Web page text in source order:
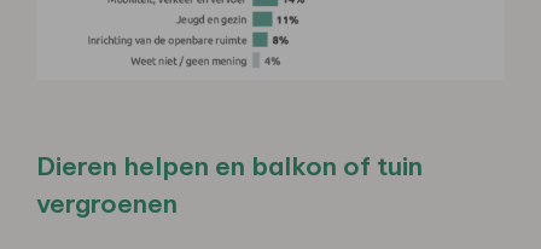
Dieren helpen en balkon of tuin
vergroenen